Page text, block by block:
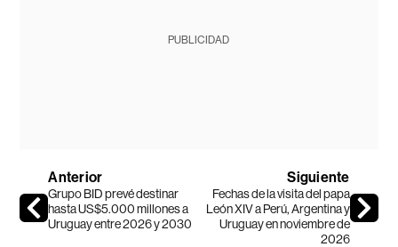
PUBLICIDAD
Anterior
Grupo BID prevé destinar
hasta US$5.000 millones a
Uruguay entre 2026 y 2030
Siguiente
Fechas de la visita del papa
León XIV a Perú, Argentina y
Uruguay en noviembre de
2026